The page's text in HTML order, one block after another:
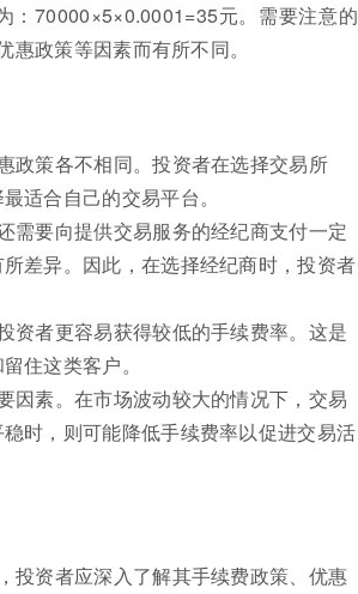
：70000×5×0.0001=35元。需要注意的
政策等因素而有所不同。
政策各不相同。投资者在选择交易所
适合自己的交易平台。
需要向提供交易服务的经纪商支付一定
差异。因此，在选择经纪商时，投资者
资者更容易获得较低的手续费率。这是
住这类客户。
因素。在市场波动较大的情况下，交易
时，则可能降低手续费率以促进交易活
投资者应深入了解其手续费政策、优惠